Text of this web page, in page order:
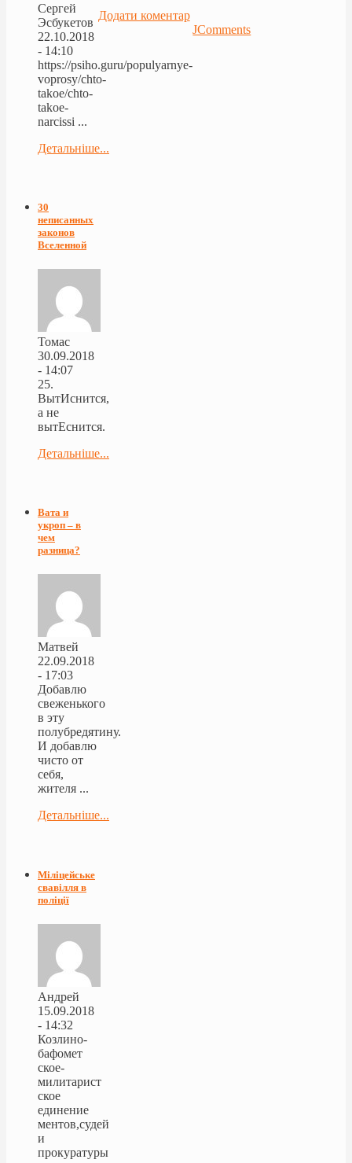
Додати коментар
JComments
Сергей
Эсбукетов
22.10.2018
- 14:10
https://psiho.guru/populyarnye-
voprosy/chto-
takoe/chto-
takoe-
narcissi ...
Детальніше...
30
неписанных
законов
Вселенной
Томас
30.09.2018
- 14:07
25.
ВытИснится,
а не
вытЕснится.
Детальніше...
Вата и
укроп – в
чем
разница?
Матвей
22.09.2018
- 17:03
Добавлю
свеженького
в эту
полубредятину.
И добавлю
чисто от
себя,
жителя ...
Детальніше...
Міліцейське
свавілля в
поліції
Андрей
15.09.2018
- 14:32
Козлино-
бафомет
ское-
милитарист
ское
единение
ментов,судей
и
прокуратуры